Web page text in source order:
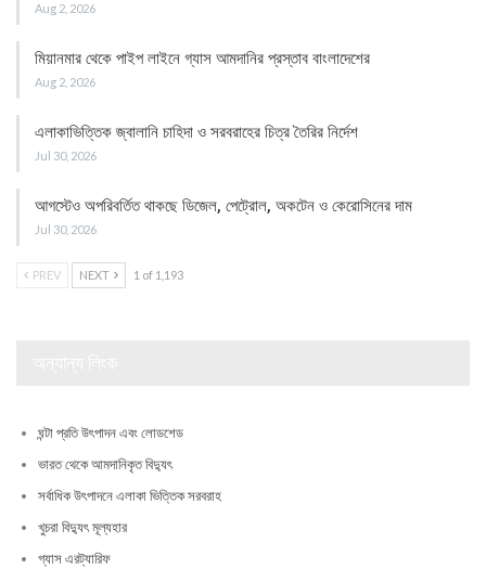
Aug 2, 2026
মিয়ানমার থেকে পাইপ লাইনে গ্যাস আমদানির প্রস্তাব বাংলাদেশের
Aug 2, 2026
এলাকাভিত্তিক জ্বালানি চাহিদা ও সরবরাহের চিত্র তৈরির নির্দেশ
Jul 30, 2026
আগস্টেও অপরিবর্তিত থাকছে ডিজেল, পেট্রোল, অকটেন ও কেরোসিনের দাম
Jul 30, 2026
PREV NEXT 1 of 1,193
ঘন্টা প্রতি উৎপাদন এবং লোডশেড
ভারত থেকে আমদানিকৃত বিদ্যুৎ
সর্বাধিক উৎপাদনে এলাকা ভিত্তিক সরবরাহ
খুচরা বিদ্যুৎ মূল্যহার
গ্যাস এরট্যারিফ